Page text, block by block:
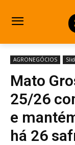
AGRONEGÓCIOS
Mato
25/26
e
há 26